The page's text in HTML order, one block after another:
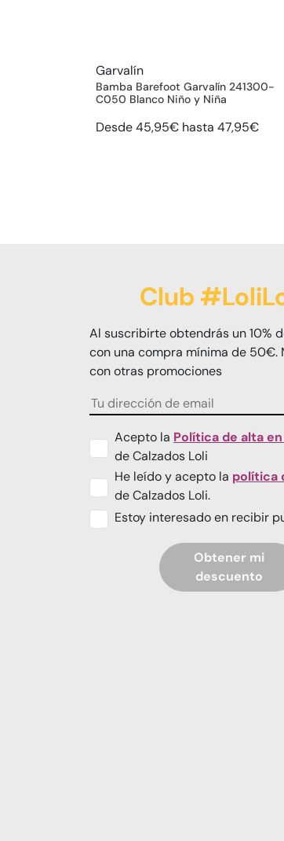
Garvalín
Bamba Barefoot Garvalín 241300-
C050 Blanco Niño y Niña
Desde 45,95€ hasta 47,95€
Club
Al suscribirte obtendrás un 10%
con una compra mínima de 50€.
con otras promociones
Acepto la Política de alta
de Calzados Loli
He leído y acepto la política
de Calzados Loli.
Estoy interesado en recibir
Obtener mi
descuento